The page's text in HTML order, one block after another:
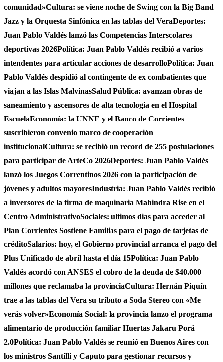
comunidad»Cultura: se viene noche de Swing con la Big Band
Jazz y la Orquesta Sinfónica en las tablas del VeraDeportes:
Juan Pablo Valdés lanzó las Competencias Interscolares
deportivas 2026Política: Juan Pablo Valdés recibió a varios
intendentes para articular acciones de desarrolloPolítica: Juan
Pablo Valdés despidió al contingente de ex combatientes que
viajan a las Islas MalvinasSalud Pública: avanzan obras de
saneamiento y ascensores de alta tecnologia en el Hospital
EscuelaEconomía: la UNNE y el Banco de Corrientes
suscribieron convenio marco de cooperación
institucionalCultura: se recibió un record de 255 postulaciones
para participar de ArteCo 2026Deportes: Juan Pablo Valdés
lanzó los Juegos Correntinos 2026 con la participación de
jóvenes y adultos mayoresIndustria: Juan Pablo Valdés recibió
a inversores de la firma de maquinaria Mahindra Rise en el
Centro AdministrativoSociales: ultimos dias para acceder al
Plan Corrientes Sostiene Familias para el pago de tarjetas de
créditoSalarios: hoy, el Gobierno provincial arranca el pago del
Plus Unificado de abril hasta el día 15Política: Juan Pablo
Valdés acordó con ANSES el cobro de la deuda de $40.000
millones que reclamaba la provinciaCultura: Hernán Piquín
trae a las tablas del Vera su tributo a Soda Stereo con «Me
verás volver»Economía Social: la provincia lanzo el programa
alimentario de producción familiar Huertas Jakaru Porá
2.0Política: Juan Pablo Valdés se reunió en Buenos Aires con
los ministros Santilli y Caputo para gestionar recursos y